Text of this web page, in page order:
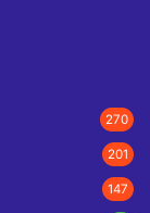
270
201
147